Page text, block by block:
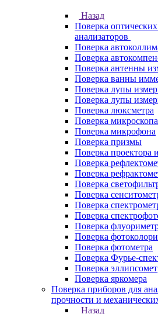
Назад
Поверка
анализаторов
Поверка
Поверка
Поверка антенны
Поверка ванны
Поверка лупы
Поверка лупы
Поверка люксметра
Поверка микроскопа
Поверка микрофона
Поверка призмы
Поверка проектора
Поверка
Поверка
Поверка
Поверка
Поверка
Поверка
Поверка
Поверка
Поверка фотометра
Поверка Фурье-
Поверка
Поверка яркомера
Поверка приборов для
прочности и
Назад